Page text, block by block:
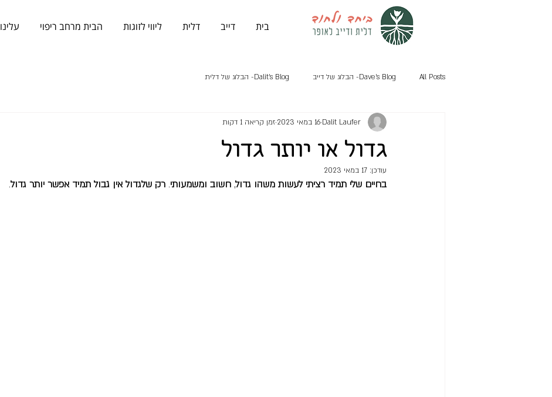
בית דייב דלית ליווי לזוגות הבית מרחב ריפוי עלינו
All Posts Dave's Blog- הבלוג של דייב Dalit's Blog- הבלוג של דלית
גדול או יותר גדול
Dalit Laufer 16 במאי 2023 זמן קריאה 1 דקות
עודכן: 17 במאי 2023
בחיים שלי תמיד רציתי לעשות משהו גדול, חשוב ומשמעותי. רק שלגדול אין גבול תמיד אפשר יותר גדול.